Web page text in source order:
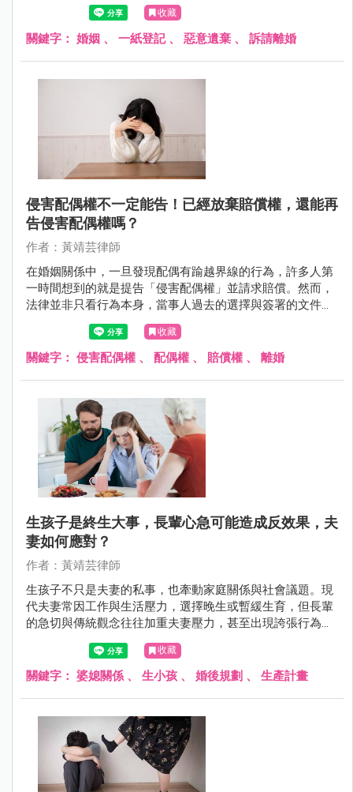
擺，留下來的一方，是否只能無止盡地等待？這些看似私密
的感情問題，最終往往會走進法院，成為必須由法律來回答
收藏
關鍵字： 婚姻 、 一紙登記、 惡意遺棄 、 訴請離婚
侵害配偶權不一定能告！已經放棄賠償權，還能再
告侵害配偶權嗎？
作者：黃靖芸律師
在婚姻關係中，一旦發現配偶有踰越界線的行為，許多人第
一時間想到的就是提告「侵害配偶權」並請求賠償。然而，
法律並非只看行為本身，當事人過去的選擇與簽署的文件，
同樣可能成為關鍵。
收藏
關鍵字： 侵害配偶權 、 配偶權 、 賠償權 、 離婚
生孩子是終生大事，長輩心急可能造成反效果，夫
妻如何應對？
作者：黃靖芸律師
生孩子不只是夫妻的私事，也牽動家庭關係與社會議題。現
代夫妻常因工作與生活壓力，選擇晚生或暫緩生育，但長輩
的急切與傳統觀念往往加重夫妻壓力，甚至出現誇張行為。
本文將探討夫妻在面對生育壓力時的困境，以及長輩該如何
理性支持，避免因心急而破壞家庭和諧。
收藏
關鍵字： 婆媳關係 、 生小孩 、 婚後規劃 、 生產計畫